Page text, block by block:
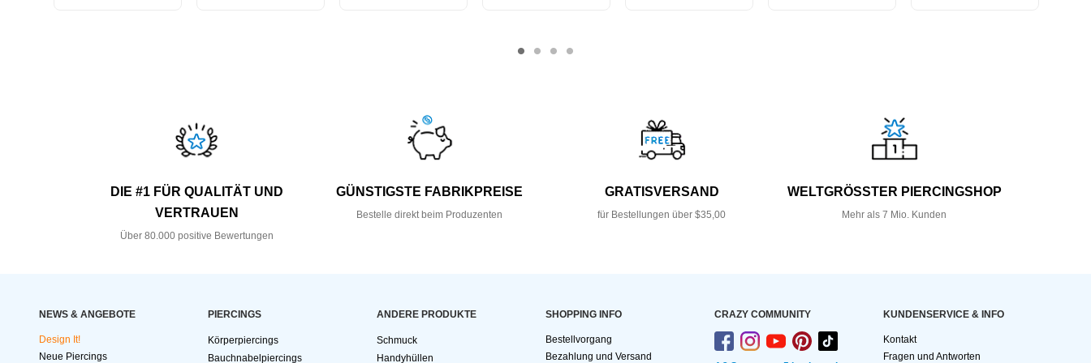
DIE #1 FÜR QUALITÄT UND
VERTRAUEN
Über 80.000 positive Bewertungen
GÜNSTIGSTE FABRIKPREISE
Bestelle direkt beim Produzenten
GRATISVERSAND
für Bestellungen über $35,00
WELTGRÖSSTER PIERCINGSHOP
Mehr als 7 Mio. Kunden
NEWS & ANGEBOTE
Design It!
Neue Piercings
PIERCINGS
Körperpiercings
Bauchnabelpiercings
ANDERE PRODUKTE
Schmuck
Handyhüllen
SHOPPING INFO
Bestellvorgang
Bezahlung und Versand
CRAZY COMMUNITY KUNDEN­SERVICE & INFO
Kontakt
Fragen und Antworten